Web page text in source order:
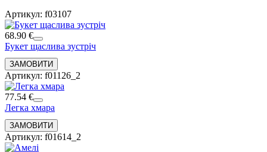
Артикул: f03107
68.90 €
Букет щаслива зустріч
Артикул: f01126_2
77.54 €
Легка хмара
Артикул: f01614_2